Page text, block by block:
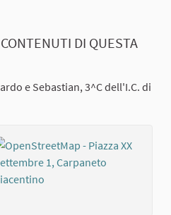
DI QUESTA
e Sebastian, 3^C dell'I.C. di
link)